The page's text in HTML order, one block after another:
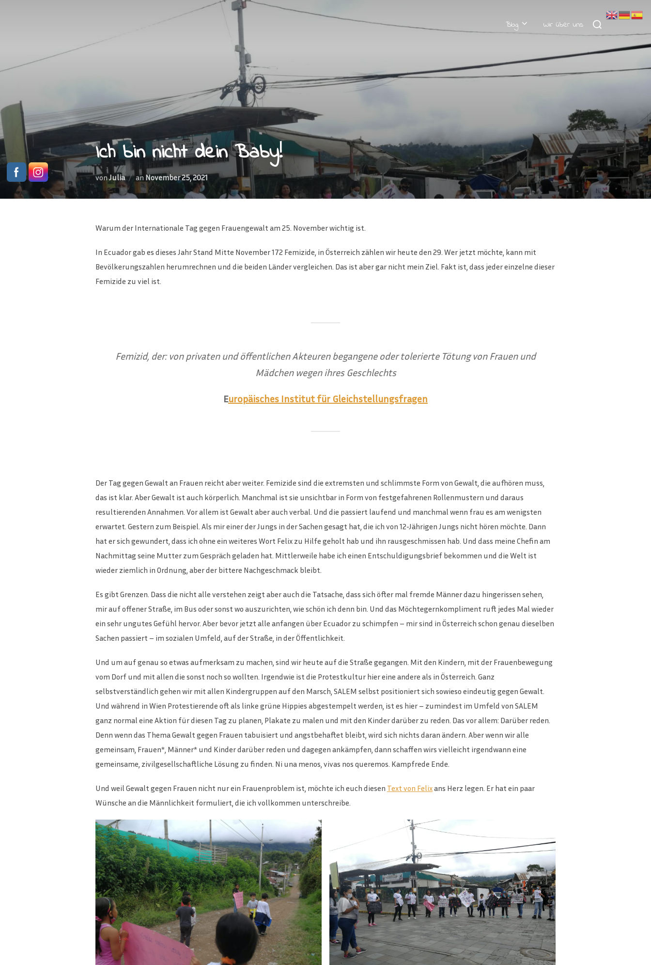
Blog Wir über uns
Suchen
nach:
Ich bin nicht dein Baby!
vonJulia an Veröffentlicht
am
November 25, 2021
Warum der Internationale Tag gegen Frauengewalt am 25. November wichtig ist.
In Ecuador gab es dieses Jahr Stand Mitte November 172 Femizide, in Österreich zählen wir heute den 29. Wer jetzt möchte, kann mit
Bevölkerungszahlen herumrechnen und die beiden Länder vergleichen. Das ist aber gar nicht mein Ziel. Fakt ist, dass jeder einzelne dieser
Femizide zu viel ist.
Femizid, der: von privaten und öffentlichen Akteuren begangene oder tolerierte Tötung von Frauen und
Mädchen wegen ihres Geschlechts
Europäisches Institut für Gleichstellungsfragen
Der Tag gegen Gewalt an Frauen reicht aber weiter. Femizide sind die extremsten und schlimmste Form von Gewalt, die aufhören muss,
das ist klar. Aber Gewalt ist auch körperlich. Manchmal ist sie unsichtbar in Form von festgefahrenen Rollenmustern und daraus
resultierenden Annahmen. Vor allem ist Gewalt aber auch verbal. Und die passiert laufend und manchmal wenn frau es am wenigsten
erwartet. Gestern zum Beispiel. Als mir einer der Jungs in der Sachen gesagt hat, die ich von 12-Jährigen Jungs nicht hören möchte. Dann
hat er sich gewundert, dass ich ohne ein weiteres Wort Felix zu Hilfe geholt hab und ihn rausgeschmissen hab. Und dass meine Chefin am
Nachmittag seine Mutter zum Gespräch geladen hat. Mittlerweile habe ich einen Entschuldigungsbrief bekommen und die Welt ist
wieder ziemlich in Ordnung, aber der bittere Nachgeschmack bleibt.
Es gibt Grenzen. Dass die nicht alle verstehen zeigt aber auch die Tatsache, dass sich öfter mal fremde Männer dazu hingerissen sehen,
mir auf offener Straße, im Bus oder sonst wo auszurichten, wie schön ich denn bin. Und das Möchtegernkompliment ruft jedes Mal wieder
ein sehr ungutes Gefühl hervor. Aber bevor jetzt alle anfangen über Ecuador zu schimpfen – mir sind in Österreich schon genau dieselben
Sachen passiert – im sozialen Umfeld, auf der Straße, in der Öffentlichkeit.
Und um auf genau so etwas aufmerksam zu machen, sind wir heute auf die Straße gegangen. Mit den Kindern, mit der Frauenbewegung
vom Dorf und mit allen die sonst noch so wollten. Irgendwie ist die Protestkultur hier eine andere als in Österreich. Ganz
selbstverständlich gehen wir mit allen Kindergruppen auf den Marsch, SALEM selbst positioniert sich sowieso eindeutig gegen Gewalt.
Und während in Wien Protestierende oft als linke grüne Hippies abgestempelt werden, ist es hier – zumindest im Umfeld von SALEM
ganz normal eine Aktion für diesen Tag zu planen, Plakate zu malen und mit den Kinder darüber zu reden. Das vor allem: Darüber reden.
Denn wenn das Thema Gewalt gegen Frauen tabuisiert und angstbehaftet bleibt, wird sich nichts daran ändern. Aber wenn wir alle
gemeinsam, Frauen*, Männer* und Kinder darüber reden und dagegen ankämpfen, dann schaffen wirs vielleicht irgendwann eine
gemeinsame, zivilgesellschaftliche Lösung zu finden. Ni una menos, vivas nos queremos. Kampfrede Ende.
Und weil Gewalt gegen Frauen nicht nur ein Frauenproblem ist, möchte ich euch diesen Text von Felixans Herz legen. Er hat ein paar
Wünsche an die Männlichkeit formuliert, die ich vollkommen unterschreibe.